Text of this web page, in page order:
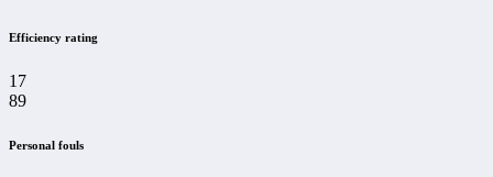
Efficiency rating
17
89
Personal fouls